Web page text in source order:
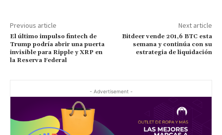
Previous article
El último impulso fintech de
Trump podría abrir una puerta
invisible para Ripple y XRP en
la Reserva Federal
Next article
Bitdeer vende 201,6 BTC esta
semana y continúa con su
estrategia de liquidación
- Advertisement -